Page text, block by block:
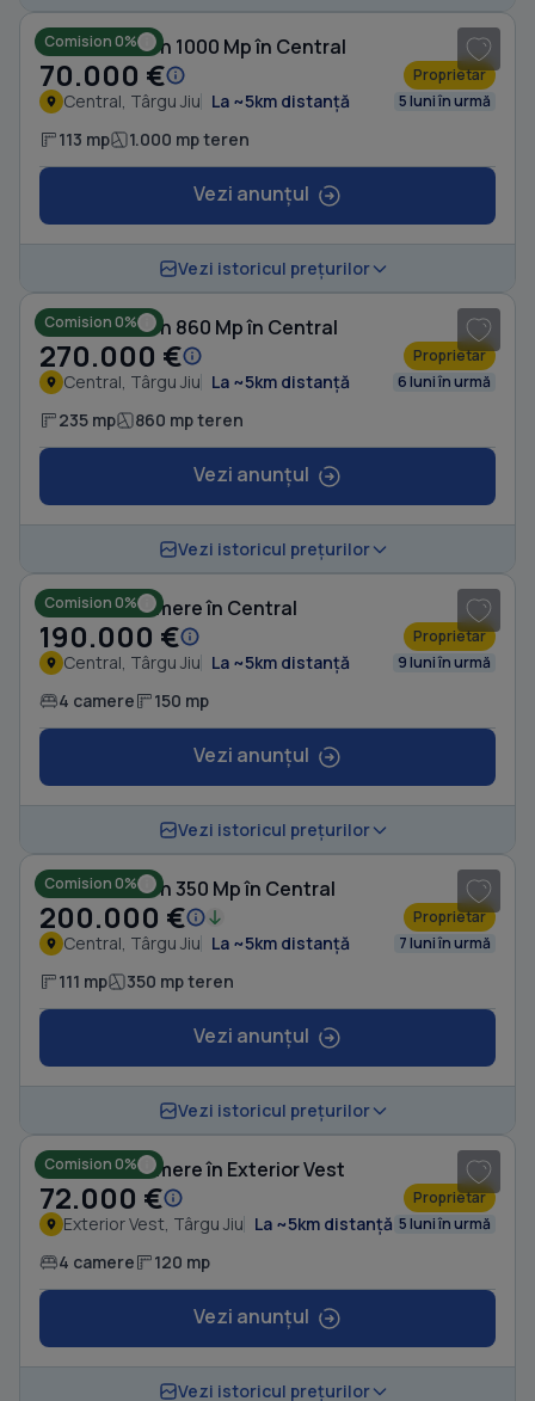
Comision 0%
Casă cu Teren 1000 Mp în Central
70.000 € Proprietar
Central, Târgu Jiu La ~5km distanță 5 luni în urmă
113 mp 1.000 mp teren
Vezi anunțul
Vezi istoricul prețurilor
Comision 0%
Casă cu Teren 860 Mp în Central
270.000 € Proprietar
Central, Târgu Jiu La ~5km distanță 6 luni în urmă
235 mp 860 mp teren
Vezi anunțul
Vezi istoricul prețurilor
Comision 0%
Casă cu 4 camere în Central
190.000 € Proprietar
Central, Târgu Jiu La ~5km distanță 9 luni în urmă
4 camere 150 mp
Vezi anunțul
Vezi istoricul prețurilor
Comision 0%
Casă cu Teren 350 Mp în Central
200.000 € Proprietar
Central, Târgu Jiu La ~5km distanță 7 luni în urmă
111 mp 350 mp teren
Vezi anunțul
Vezi istoricul prețurilor
Comision 0%
Casă cu 4 camere în Exterior Vest
72.000 € Proprietar
Exterior Vest, Târgu Jiu La ~5km distanță 5 luni în urmă
4 camere 120 mp
Vezi anunțul
Vezi istoricul prețurilor